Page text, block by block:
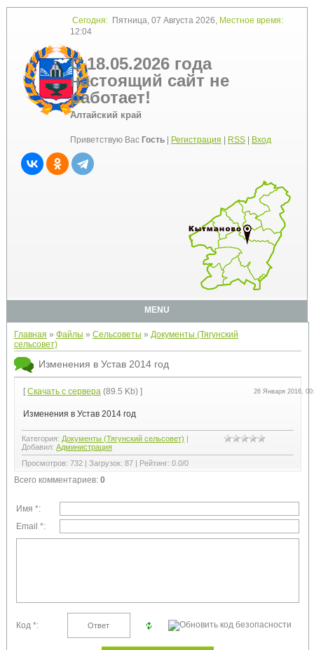
Сегодня:Пятница, 07 Августа 2026, Местное время:
12:04
С 18.05.2026 года
настоящий сайт не
работает!
Алтайский край
Приветствую Вас Гость| Регистрация RSS| Вход
MENU
Главная » Файлы » Сельсоветы » Документы (Тягунский
сельсовет)
Изменения в Устав 2014 год
[ Скачать с сервера (89.5 Kb) ] 26 Января 2016,
Изменения в Устав 2014 год
Категория: Документы (Тягунский сельсовет) |
Добавил: Администрация
Просмотров: 732| Загрузок: 87 | Рейтинг: 0.0/0
Всего комментариев: 0
Имя *:
Email *:
Код *: